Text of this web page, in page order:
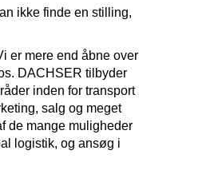
ikke finde en stilling,
er mere end åbne over
DACHSER tilbyder
inden for transport
salg og meget
de mange muligheder
logistik, og ansøg i